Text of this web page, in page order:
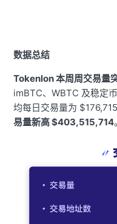
数据总结
Tokenlon 本周周交易量
imBTC、WBTC 及稳定
均每日交易量为
易量新高 $403,515,714。